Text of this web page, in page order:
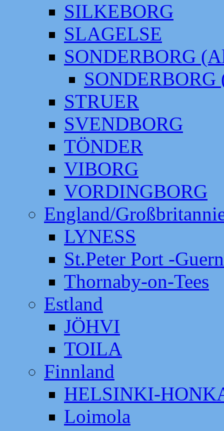
SILKEBORG
SLAGELSE
SONDERBORG
SONDERBORG
STRUER
SVENDBORG
TÖNDER
VIBORG
VORDINGBORG
England/
LYNESS
St.Peter Port -
Thornaby-on-Tees
Estland
JÖHVI
TOILA
Finnland
HELSINKI-
Loimola